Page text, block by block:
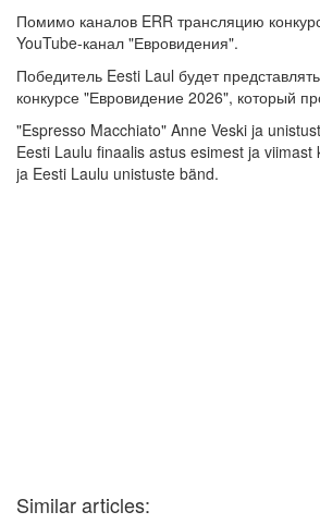
Помимо каналов ERR трансляцию
YouTube-канал "Евровидения".
Победитель Eesti Laul будет
конкурсе "Евровидение 2026", который
"Espresso Macchiato" Anne Veski ja
Eesti Laulu finaalis astus esimest ja viimast
ja Eesti Laulu unistuste bänd.
Similar articles: